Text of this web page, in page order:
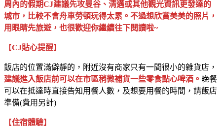
周內的假期CJ建議先攻曼谷、清邁或其他觀光資訊更發達的
城市，比較不會舟車勞頓玩得太累。不過想欣賞美美的照片，
用眼睛先旅遊，也很歡迎你繼續往下閱讀啦~
【CJ貼心提醒】
飯店的位置滿僻靜的，附近沒有商家只有一間很小的雜貨店，
建議進入飯店前可以在市區稍微補貨一些零食點心啤酒。 晚餐
可以在抵達時直接告知用餐人數，及想要用餐的時間，請飯店
準備(費用另計)
【住宿體驗】